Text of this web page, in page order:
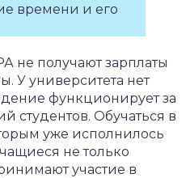
времени и его
не получают зарплаты
У университета нет
функционирует за
студентов. Обучаться в
уже исполнилось
не только
участие в